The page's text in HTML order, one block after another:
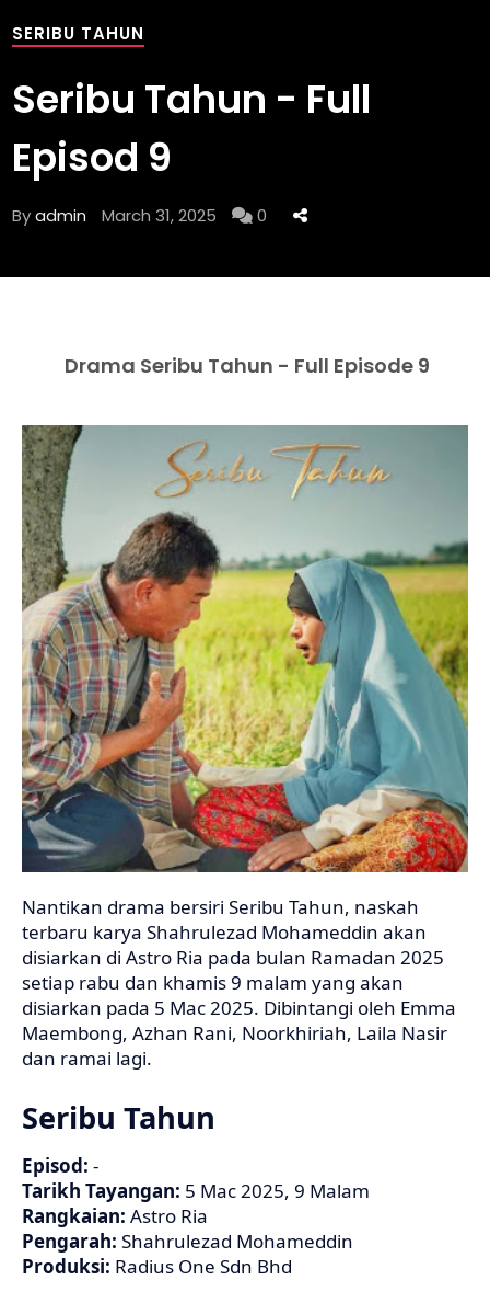
SERIBU TAHUN
Seribu Tahun - Full
Episod 9
Byadmin March 31, 2025 0
Drama Seribu Tahun - Full Episode 9
Nantikan drama bersiri Seribu Tahun, naskah
terbaru karya Shahrulezad Mohameddin akan
disiarkan di Astro Ria pada bulan Ramadan 2025
setiap rabu dan khamis 9 malam yang akan
disiarkan pada 5 Mac 2025. Dibintangi oleh Emma
Maembong, Azhan Rani, Noorkhiriah, Laila Nasir
dan ramai lagi.
Seribu Tahun
Episod: -
Tarikh Tayangan: 5 Mac 2025, 9 Malam
Rangkaian: Astro Ria
Pengarah: Shahrulezad Mohameddin
Produksi: Radius One Sdn Bhd